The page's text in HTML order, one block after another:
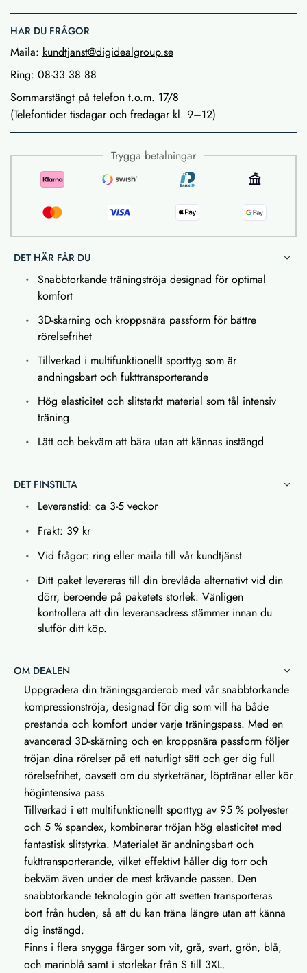
HAR DU FRÅGOR
Maila: kundtjanst@digidealgroup.se
Ring: 08-33 38 88
Sommarstängt på telefon t.o.m. 17/8
(Telefontider tisdagar och fredagar kl. 9–12)
Trygga betalningar
DET HÄR FÅR DU
Snabbtorkande träningströja designad för optimal
komfort
3D-skärning och kroppsnära passform för bättre
rörelsefrihet
Tillverkad i multifunktionellt sporttyg som är
andningsbart och fukttransporterande
Hög elasticitet och slitstarkt material som tål intensiv
träning
Lätt och bekväm att bära utan att kännas instängd
DET FINSTILTA
Leveranstid: ca 3-5 veckor
Frakt: 39 kr
Vid frågor: ring eller maila till vår kundtjänst
Ditt paket levereras till din brevlåda alternativt vid din
dörr, beroende på paketets storlek. Vänligen
kontrollera att din leveransadress stämmer innan du
slutför ditt köp.
OM DEALEN
Uppgradera din träningsgarderob med vår snabbtorkande
kompressionströja, designad för dig som vill ha både
prestanda och komfort under varje träningspass. Med en
avancerad 3D-skärning och en kroppsnära passform följer
tröjan dina rörelser på ett naturligt sätt och ger dig full
rörelsefrihet, oavsett om du styrketränar, löptränar eller kör
högintensiva pass.
Tillverkad i ett multifunktionellt sporttyg av 95 % polyester
och 5 % spandex, kombinerar tröjan hög elasticitet med
fantastisk slitstyrka. Materialet är andningsbart och
fukttransporterande, vilket effektivt håller dig torr och
bekväm även under de mest krävande passen. Den
snabbtorkande teknologin gör att svetten transporteras
bort från huden, så att du kan träna längre utan att känna
dig instängd.
Finns i flera snygga färger som vit, grå, svart, grön, blå,
och marinblå samt i storlekar från S till 3XL.